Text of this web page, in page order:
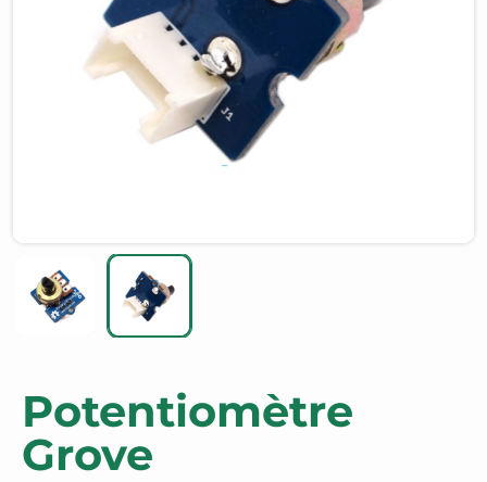
Potentiomètre
Grove